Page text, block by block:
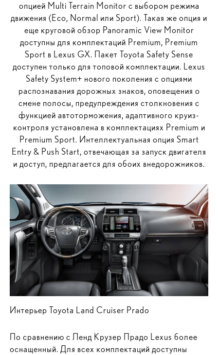
опцией Multi Terrain Monitor с выбором режима
движения (Eco, Normal или Sport). Такая же опция и
еще круговой обзор Panoramic View Monitor
доступны для комплектаций Premium, Premium
Sport в Lexus GX. Пакет Toyota Safety Sense
доступен только для топовой комплектации. Lexus
Safety System+ нового поколения с опциями
распознавания дорожных знаков, оповещения о
смене полосы, предупреждения столкновения с
функцией автоторможения, адаптивного круиз-
контроля установлена в комплектациях Premium и
Premium Sport. Интеллектуальная опция Smart
Entry & Push Start, отвечающая за запуск двигателя
и доступ, предлагается для обоих внедорожников.
Интерьер Toyota Land Cruiser Prado
По сравнению с Ленд Крузер Прадо Lexus более
оснащенный. Для всех комплектаций доступны